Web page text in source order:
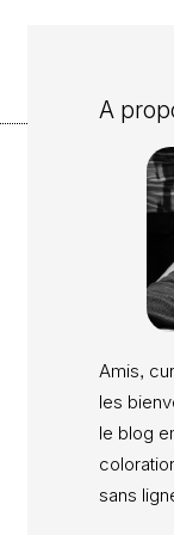
A
Amis,
les
le blog
sans